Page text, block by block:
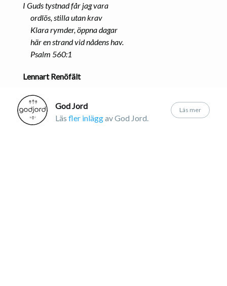
I Guds tystnad får jag vara
ordlös, stilla utan krav
Klara rymder, öppna dagar
här en strand vid nådens hav.
Psalm 560:1
Lennart Renöfält
God Jord
Läs fler inläggav God Jord.
Läs mer